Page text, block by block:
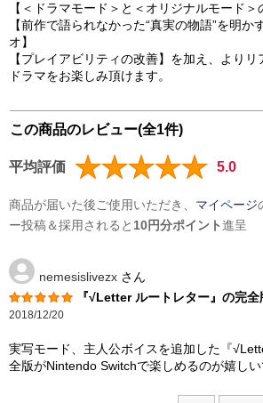
【＜ドラマモード＞と＜オリジナルモード＞
【前作で語られなかった“真実の物語”を明か
オ】
【プレイアビリティの改善】を加え、より
ドラマをお楽しみ頂けます。
この商品のレビュー(全1件)
平均評価 5.0
商品が届いた後ご使用いただき、 マイページ
ー投稿＆採用されると 10円分ポイント進呈
nemesislivezx さん
『√Letter ルートレター』の完
2018/12/20
実写モード、主人公ボイスを追加した『
全版がNintendo Switchで楽しめるのが嬉しい